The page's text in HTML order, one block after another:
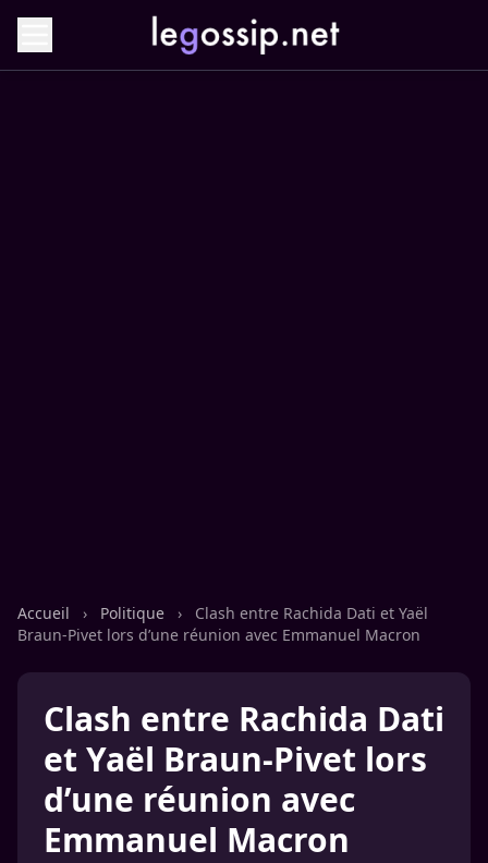
Accueil › Politique ›
Clash entre Rachida Dati et Yaël
Braun-Pivet lors d’une réunion avec Emmanuel Macron
Clash entre Rachida Dati
et Yaël Braun-Pivet lors
d’une réunion avec
Emmanuel Macron